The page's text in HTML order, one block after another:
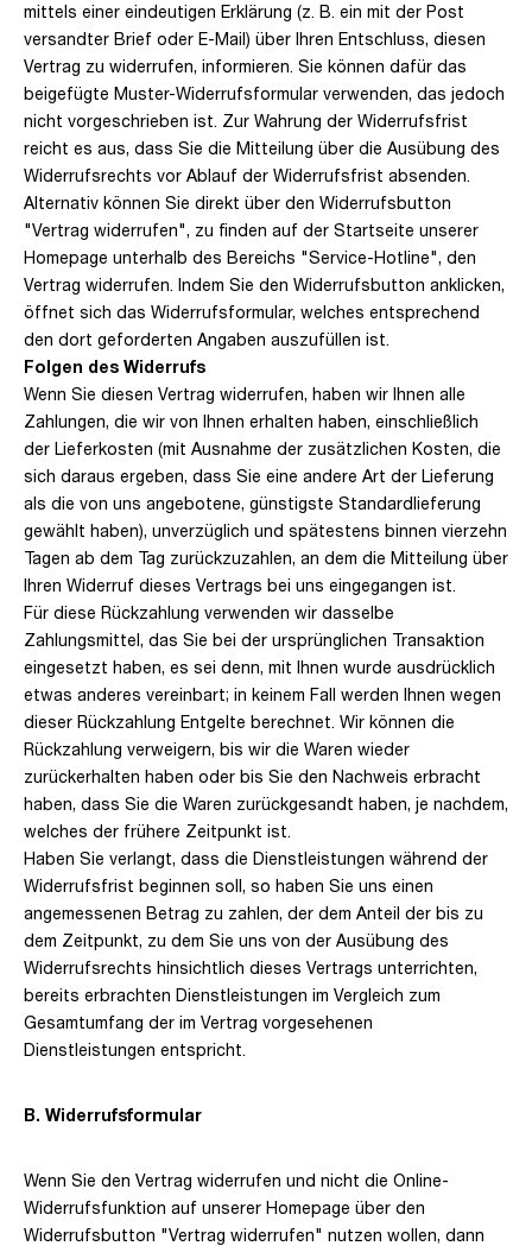
mittels einer eindeutigen Erklärung (z. B. ein mit der Post
versandter Brief oder E-Mail) über Ihren Entschluss, diesen
Vertrag zu widerrufen, informieren. Sie können dafür das
beigefügte Muster-Widerrufsformular verwenden, das jedoch
nicht vorgeschrieben ist. Zur Wahrung der Widerrufsfrist
reicht es aus, dass Sie die Mitteilung über die Ausübung des
Widerrufsrechts vor Ablauf der Widerrufsfrist absenden.
Alternativ können Sie direkt über den Widerrufsbutton
"Vertrag widerrufen", zu finden auf der Startseite unserer
Homepage unterhalb des Bereichs "Service-Hotline", den
Vertrag widerrufen. Indem Sie den Widerrufsbutton anklicken,
öffnet sich das Widerrufsformular, welches entsprechend
den dort geforderten Angaben auszufüllen ist.
Folgen des Widerrufs
Wenn Sie diesen Vertrag widerrufen, haben wir Ihnen alle
Zahlungen, die wir von Ihnen erhalten haben, einschließlich
der Lieferkosten (mit Ausnahme der zusätzlichen Kosten, die
sich daraus ergeben, dass Sie eine andere Art der Lieferung
als die von uns angebotene, günstigste Standardlieferung
gewählt haben), unverzüglich und spätestens binnen vierzehn
Tagen ab dem Tag zurückzuzahlen, an dem die Mitteilung über
Ihren Widerruf dieses Vertrags bei uns eingegangen ist.
Für diese Rückzahlung verwenden wir dasselbe
Zahlungsmittel, das Sie bei der ursprünglichen Transaktion
eingesetzt haben, es sei denn, mit Ihnen wurde ausdrücklich
etwas anderes vereinbart; in keinem Fall werden Ihnen wegen
dieser Rückzahlung Entgelte berechnet. Wir können die
Rückzahlung verweigern, bis wir die Waren wieder
zurückerhalten haben oder bis Sie den Nachweis erbracht
haben, dass Sie die Waren zurückgesandt haben, je nachdem,
welches der frühere Zeitpunkt ist.
Haben Sie verlangt, dass die Dienstleistungen während der
Widerrufsfrist beginnen soll, so haben Sie uns einen
angemessenen Betrag zu zahlen, der dem Anteil der bis zu
dem Zeitpunkt, zu dem Sie uns von der Ausübung des
Widerrufsrechts hinsichtlich dieses Vertrags unterrichten,
bereits erbrachten Dienstleistungen im Vergleich zum
Gesamtumfang der im Vertrag vorgesehenen
Dienstleistungen entspricht.
B. Widerrufsformular
Wenn Sie den Vertrag widerrufen und nicht die Online-
Widerrufsfunktion auf unserer Homepage über den
Widerrufsbutton "Vertrag widerrufen" nutzen wollen, dann